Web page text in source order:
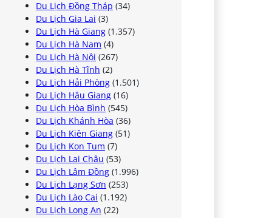
Du Lịch Đồng Tháp (34)
Du Lịch Gia Lai (3)
Du Lịch Hà Giang (1.357)
Du Lịch Hà Nam (4)
Du Lịch Hà Nội (267)
Du Lịch Hà Tĩnh (2)
Du Lịch Hải Phòng (1.501)
Du Lịch Hậu Giang (16)
Du Lịch Hòa Bình (545)
Du Lịch Khánh Hòa (36)
Du Lịch Kiên Giang (51)
Du Lịch Kon Tum (7)
Du Lịch Lai Châu (53)
Du Lịch Lâm Đồng (1.996)
Du Lịch Lạng Sơn (253)
Du Lịch Lào Cai (1.192)
Du Lịch Long An (22)